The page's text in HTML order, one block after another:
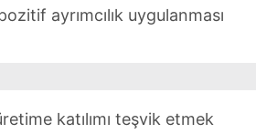
ayrımcılık uygulanması
katılımı teşvik etmek